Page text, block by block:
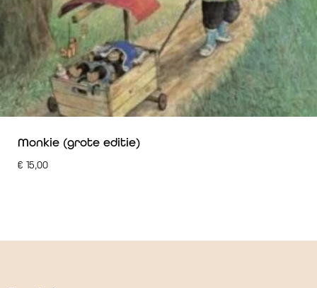
Monkie (grote editie)
€ 15,00